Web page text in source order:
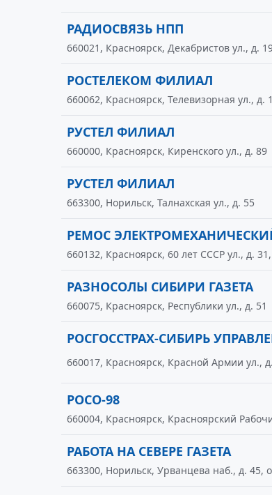
РАДИОСВЯЗЬ НПП
660021, Красноярск, Декабристов ул., д.
РОСТЕЛЕКОМ ФИЛИАЛ
660062, Красноярск, Телевизорная ул., д. 1
РУСТЕЛ ФИЛИАЛ
660000, Красноярск, Киренского ул., д. 89
РУСТЕЛ ФИЛИАЛ
663300, Норильск, Талнахская ул., д. 55
РЕМОС
660132, Красноярск, 60 лет СССР ул., д.
РАЗНОСОЛЫ СИБИРИ ГАЗЕТА
660075, Красноярск, Республики ул., д. 51
РОСГОССТРАХ-СИБИРЬ
660017, Красноярск, Красной Армии ул.,
РОСО-98
660004, Красноярск, Красноярский
РАБОТА НА СЕВЕРЕ ГАЗЕТА
663300, Норильск, Урванцева наб., д. 45,